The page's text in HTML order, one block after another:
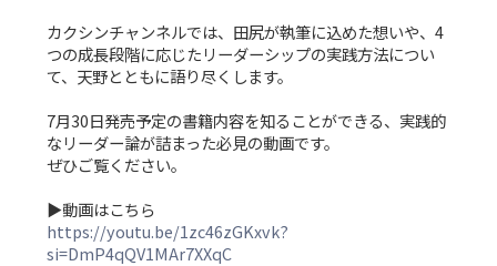
カクシンチャンネルでは、田尻が執筆に込めた想いや、4
つの成長段階に応じたリーダーシップの実践方法につい
て、天野とともに語り尽くします。
7月30日発売予定の書籍内容を知ることができる、実践的
なリーダー論が詰まった必見の動画です。
ぜひご覧ください。
▶︎動画はこちら
https://youtu.be/1zc46zGKxvk?
si=DmP4qQV1MAr7XXqC